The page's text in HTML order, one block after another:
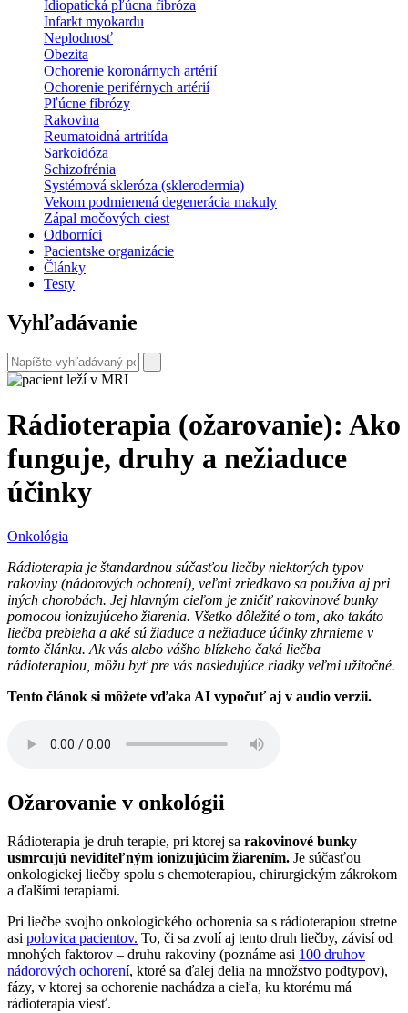
Idiopatická pľúcna fibróza
Infarkt myokardu
Neplodnosť
Obezita
Ochorenie koronárnych artérií
Ochorenie periférnych artérií
Pľúcne fibrózy
Rakovina
Reumatoidná artritída
Sarkoidóza
Schizofrénia
Systémová skleróza (sklerodermia)
Vekom podmienená degenerácia makuly
Zápal močových ciest
Odborníci
Pacientske organizácie
Články
Testy
Vyhľadávanie
Rádioterapia (ožarovanie): Ako
funguje, druhy a nežiaduce
účinky
Onkológia
Rádioterapia je štandardnou súčasťou liečby niektorých typov
rakoviny (nádorových ochorení), veľmi zriedkavo sa používa aj pri
iných chorobách. Jej hlavným cieľom je zničiť rakovinové bunky
pomocou ionizujúceho žiarenia. Všetko dôležité o tom, ako takáto
liečba prebieha a aké sú žiaduce a nežiaduce účinky zhrnieme v
tomto článku. Ak vás alebo vášho blízkeho čaká liečba
rádioterapiou, môžu byť pre vás nasledujúce riadky veľmi užitočné.
Tento článok si môžete vďaka AI vypočuť aj v audio verzii.
Ožarovanie v onkológii
Rádioterapia je druh terapie, pri ktorej sa rakovinové bunky
usmrcujú neviditeľným ionizujúcim žiarením. Je súčasťou
onkologickej liečby spolu s chemoterapiou, chirurgickým zákrokom
a ďalšími terapiami.
Pri liečbe svojho onkologického ochorenia sa s rádioterapiou stretne
asi polovica pacientov. To, či sa zvolí aj tento druh liečby, závisí od
mnohých faktorov – druhu rakoviny (poznáme asi 100 druhov
nádorových ochorení, ktoré sa ďalej delia na množstvo podtypov),
fázy, v ktorej sa ochorenie nachádza a cieľa, ku ktorému má
rádioterapia viesť.